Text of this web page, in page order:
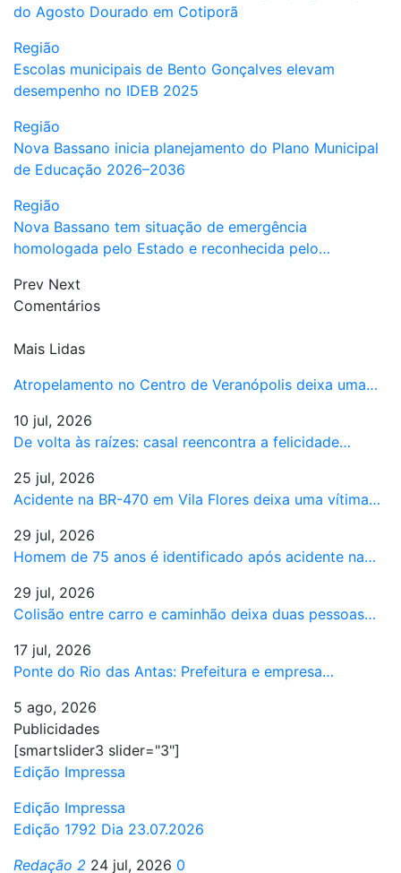
do Agosto Dourado em Cotiporã
Região
Escolas municipais de Bento Gonçalves elevam
desempenho no IDEB 2025
Região
Nova Bassano inicia planejamento do Plano Municipal
de Educação 2026–2036
Região
Nova Bassano tem situação de emergência
homologada pelo Estado e reconhecida pelo…
Prev Next
Comentários
Mais Lidas
Atropelamento no Centro de Veranópolis deixa uma…
10 jul, 2026
De volta às raízes: casal reencontra a felicidade…
25 jul, 2026
Acidente na BR-470 em Vila Flores deixa uma vítima…
29 jul, 2026
Homem de 75 anos é identificado após acidente na…
29 jul, 2026
Colisão entre carro e caminhão deixa duas pessoas…
17 jul, 2026
Ponte do Rio das Antas: Prefeitura e empresa…
5 ago, 2026
Publicidades
[smartslider3 slider="3"]
Edição Impressa
Edição Impressa
Edição 1792 Dia 23.07.2026
Redação 2 24 jul, 2026 0